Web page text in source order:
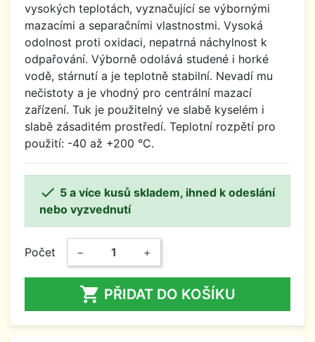
vysokých teplotách, vyznačující se výbornými
mazacími a separačními vlastnostmi. Vysoká
odolnost proti oxidaci, nepatrná náchylnost k
odpařování. Výborně odolává studené i horké
vodě, stárnutí a je teplotně stabilní. Nevadí mu
nečistoty a je vhodný pro centrální mazací
zařízení. Tuk je použitelný ve slabě kyselém i
slabě zásaditém prostředí. Teplotní rozpětí pro
použití: -40 až +200 °C.
 5 a více kusů skladem, ihned k odeslání
nebo vyzvednutí
Počet − +
 PŘIDAT DO KOŠÍKU